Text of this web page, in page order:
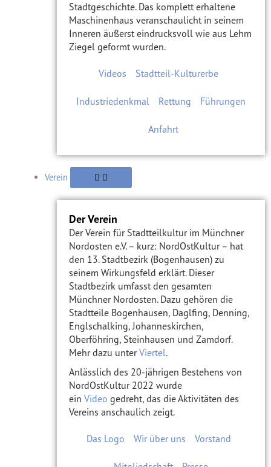
Stadtgeschichte. Das komplett erhaltene
Maschinenhaus veranschaulicht in seinem
Inneren äußerst eindrucksvoll wie aus Lehm
Ziegel geformt wurden.
Videos Stadtteil-Kulturerbe
Industriedenkmal Rettung Führungen
Anfahrt
Verein
Der Verein
Der Verein für Stadtteilkultur im Münchner
Nordosten e.V. – kurz: NordOstKultur – hat
den 13. Stadtbezirk (Bogenhausen) zu
seinem Wirkungsfeld erklärt. Dieser
Stadtbezirk umfasst den gesamten
Münchner Nordosten. Dazu gehören die
Stadtteile Bogenhausen, Daglfing, Denning,
Englschalking, Johanneskirchen,
Oberföhring, Steinhausen und Zamdorf.
Mehr dazu unterViertel.
Anlässlich des 20-jährigen Bestehens von
NordOstKultur 2022 wurde
ein Video gedreht, das die Aktivitäten des
Vereins anschaulich zeigt.
Das Logo Wir über uns Vorstand